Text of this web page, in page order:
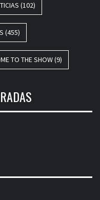
(102)
(455)
TO THE SHOW(9)